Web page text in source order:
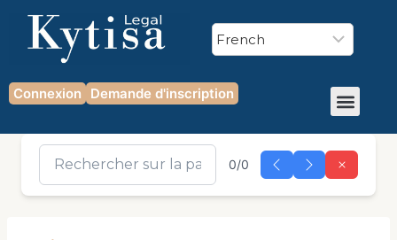
Connexion Demande d'inscription
0/0